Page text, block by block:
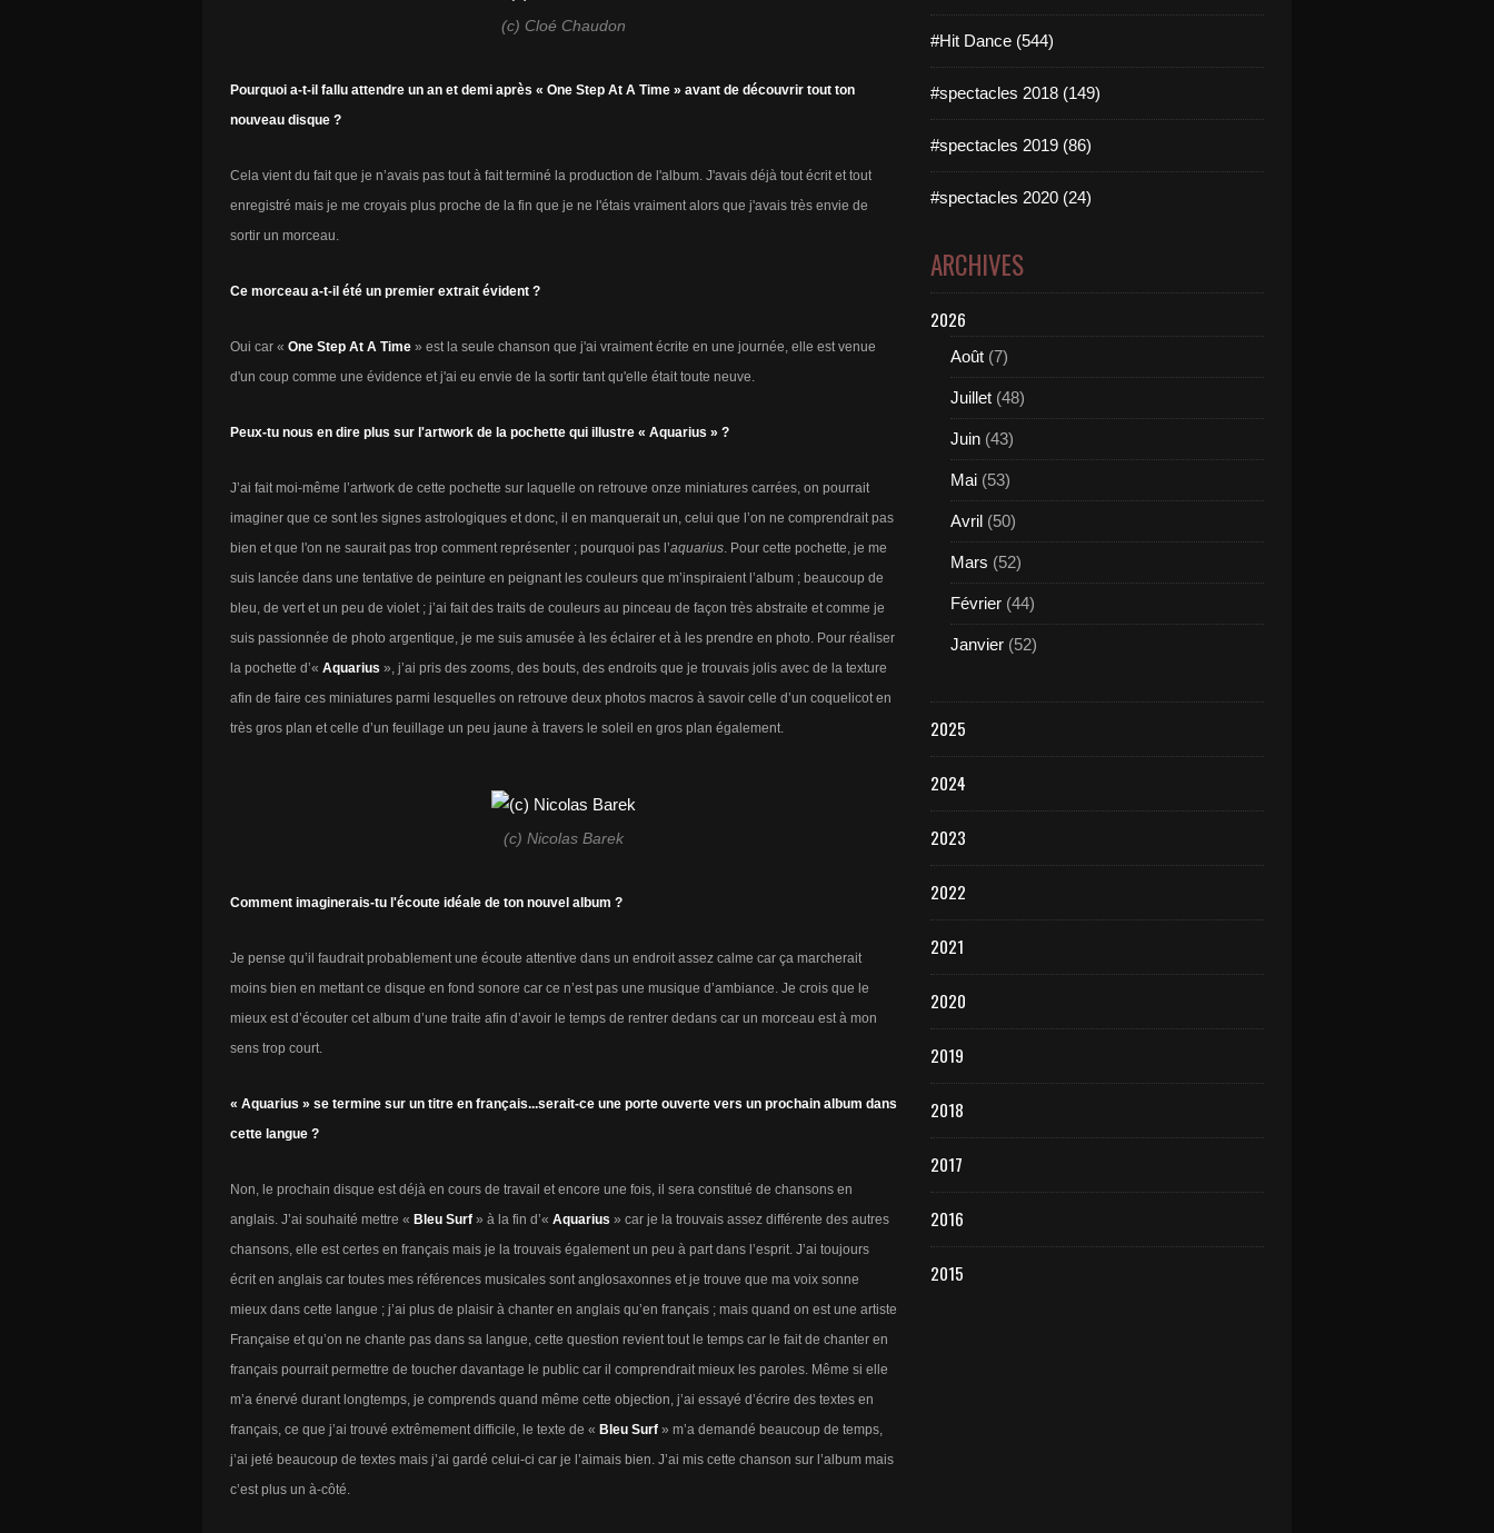
(c) Cloé Chaudon
Pourquoi a-t-il fallu attendre un an et demi après « One Step At A Time » avant de découvrir tout ton
nouveau disque ?
Cela vient du fait que je n’avais pas tout à fait terminé la production de l'album. J'avais déjà tout écrit et tout
enregistré mais je me croyais plus proche de la fin que je ne l'étais vraiment alors que j'avais très envie de
sortir un morceau.
Ce morceau a-t-il été un premier extrait évident ?
Oui car « One Step At A Time » est la seule chanson que j'ai vraiment écrite en une journée, elle est venue
d'un coup comme une évidence et j'ai eu envie de la sortir tant qu'elle était toute neuve.
Peux-tu nous en dire plus sur l'artwork de la pochette qui illustre « Aquarius » ?
J’ai fait moi-même l’artwork de cette pochette sur laquelle on retrouve onze miniatures carrées, on pourrait
imaginer que ce sont les signes astrologiques et donc, il en manquerait un, celui que l’on ne comprendrait pas
bien et que l'on ne saurait pas trop comment représenter ; pourquoi pas l’aquarius. Pour cette pochette, je me
suis lancée dans une tentative de peinture en peignant les couleurs que m’inspiraient l’album ; beaucoup de
bleu, de vert et un peu de violet ; j’ai fait des traits de couleurs au pinceau de façon très abstraite et comme je
suis passionnée de photo argentique, je me suis amusée à les éclairer et à les prendre en photo. Pour réaliser
la pochette d’« Aquarius », j’ai pris des zooms, des bouts, des endroits que je trouvais jolis avec de la texture
afin de faire ces miniatures parmi lesquelles on retrouve deux photos macros à savoir celle d’un coquelicot en
très gros plan et celle d’un feuillage un peu jaune à travers le soleil en gros plan également.
(c) Nicolas Barek
Comment imaginerais-tu l'écoute idéale de ton nouvel album ?
Je pense qu’il faudrait probablement une écoute attentive dans un endroit assez calme car ça marcherait
moins bien en mettant ce disque en fond sonore car ce n’est pas une musique d’ambiance. Je crois que le
mieux est d’écouter cet album d’une traite afin d’avoir le temps de rentrer dedans car un morceau est à mon
sens trop court.
« Aquarius » se termine sur un titre en français...serait-ce une porte ouverte vers un prochain album dans
cette langue ?
Non, le prochain disque est déjà en cours de travail et encore une fois, il sera constitué de chansons en
anglais. J’ai souhaité mettre « Bleu Surf » à la fin d’« Aquarius » car je la trouvais assez différente des autres
chansons, elle est certes en français mais je la trouvais également un peu à part dans l’esprit. J’ai toujours
écrit en anglais car toutes mes références musicales sont anglosaxonnes et je trouve que ma voix sonne
mieux dans cette langue ; j’ai plus de plaisir à chanter en anglais qu’en français ; mais quand on est une artiste
Française et qu’on ne chante pas dans sa langue, cette question revient tout le temps car le fait de chanter en
français pourrait permettre de toucher davantage le public car il comprendrait mieux les paroles. Même si elle
m’a énervé durant longtemps, je comprends quand même cette objection, j’ai essayé d’écrire des textes en
français, ce que j’ai trouvé extrêmement difficile, le texte de « Bleu Surf » m’a demandé beaucoup de temps,
j’ai jeté beaucoup de textes mais j’ai gardé celui-ci car je l’aimais bien. J’ai mis cette chanson sur l’album mais
c’est plus un à-côté.
#Hit Dance (544)
#spectacles 2018 (149)
#spectacles 2019 (86)
#spectacles 2020 (24)
ARCHIVES
2026
Août (7)
Juillet (48)
Juin (43)
Mai (53)
Avril (50)
Mars (52)
Février (44)
Janvier (52)
2025
2024
2023
2022
2021
2020
2019
2018
2017
2016
2015